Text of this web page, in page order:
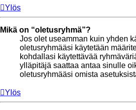
Ylös
Mikä on “oletusryhmä”?
Jos olet useamman kuin yhden
oletusryhmääsi käytetään
kohdallasi käytettävää
ylläpitäjä saattaa antaa sinulle
oletusryhmääsi omista
Ylös